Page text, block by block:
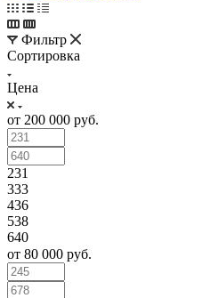
Фильтр
Сортировка
Цена
от 200 000 руб.
231
333
436
538
640
от 80 000 руб.